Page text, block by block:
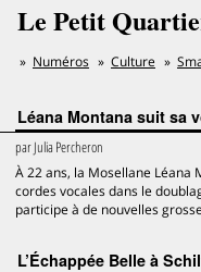
Le Petit
Numéros Culture
Léana Montana suit sa
parJulia Percheron
À 22 ans, la Mosellane Léana
cordes vocales dans le
participe à de nouvelles
L’Échappée Belle à